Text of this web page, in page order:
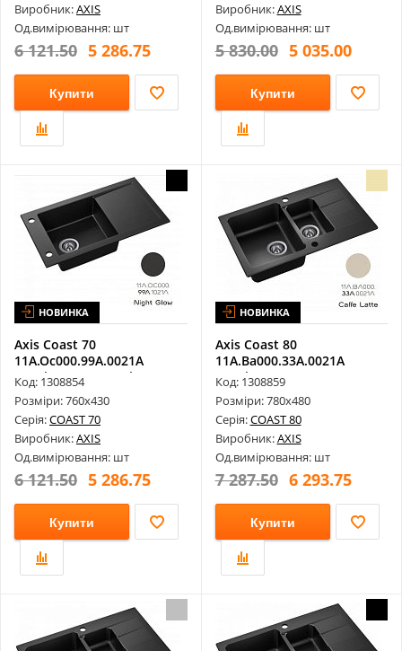
Виробник:AXIS
Од.вимірювання: шт
6 121.50 5 286.75
Купити
Виробник:AXIS
Од.вимірювання: шт
5 830.00 5 035.00
Купити
НОВИНКА
Axis Coast 70
11A.Oc000.99A.0021A
Гранітне Миття, Ni...
Код: 1308854
Розміри: 760х430
Серія:COAST 70
Виробник:AXIS
Од.вимірювання: шт
6 121.50 5 286.75
Купити
НОВИНКА
Axis Coast 80
11A.Ba000.33A.0021A
Гранітне Миття, Ca...
Код: 1308859
Розміри: 780х480
Серія:COAST 80
Виробник:AXIS
Од.вимірювання: шт
7 287.50 6 293.75
Купити